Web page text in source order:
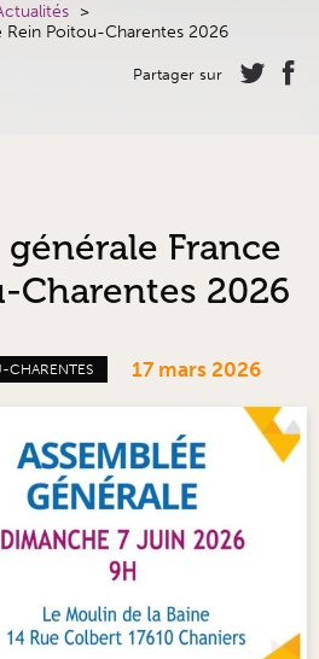
Rein Poitou-Charentes 2026
Partager sur
France
Charentes 2026
CHARENTES 17 mars 2026